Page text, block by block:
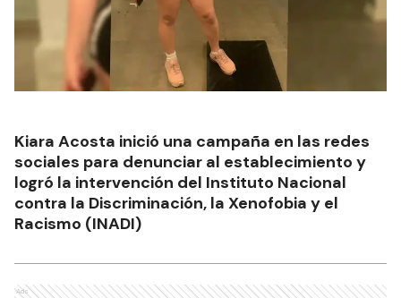
Kiara Acosta inició una campaña en las redes
sociales para denunciar al establecimiento y
logró la intervención del Instituto Nacional
contra la Discriminación, la Xenofobia y el
Racismo (INADI)
Ads